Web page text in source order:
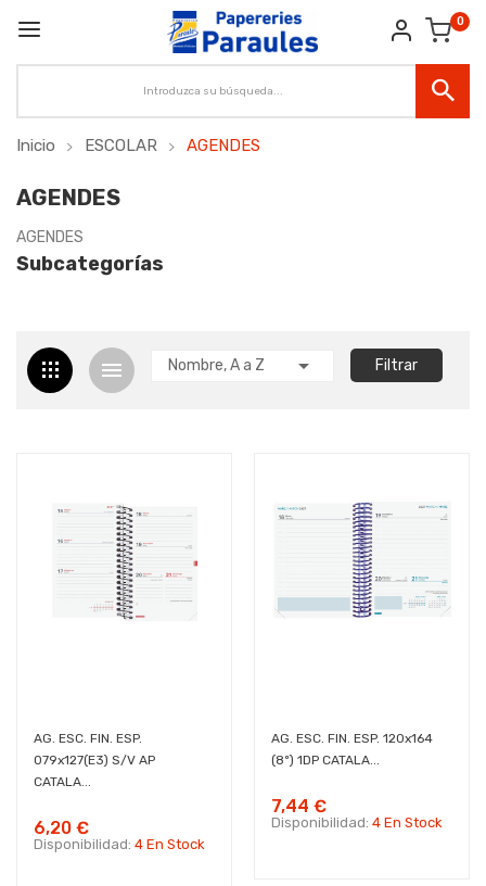
0
Inicio ESCOLAR AGENDES
AGENDES
AGENDES
Subcategorías
Nombre, A a Z  Filtrar
AG. ESC. FIN. ESP.
079x127(E3) S/V AP
CATALA...
6,20 €
Disponibilidad: 4 En Stock
AG. ESC. FIN. ESP. 120x164
(8º) 1DP CATALA...
7,44 €
Disponibilidad: 4 En Stock